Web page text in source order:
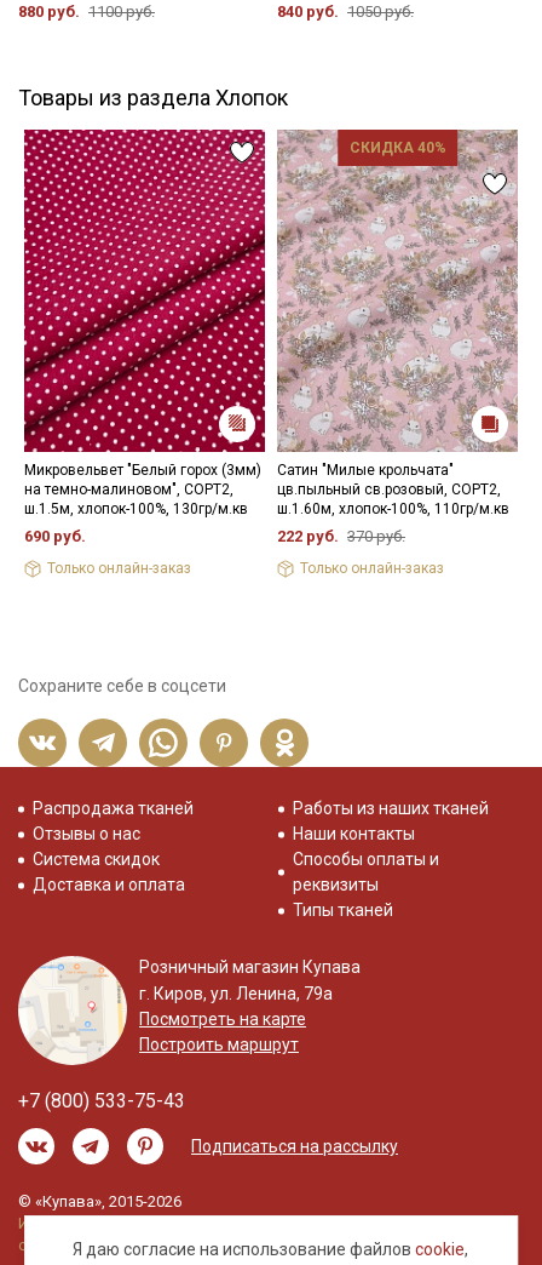
880 руб. 1100 руб. 840 руб. 1050 руб.
Товары из раздела Хлопок
Микровельвет "Белый горох (3мм)
на темно-малиновом", СОРТ2,
ш.1.5м, хлопок-100%, 130гр/м.кв
690 руб.
Только онлайн-заказ
СКИДКА 40%
Сатин "Милые крольчата"
цв.пыльный св.розовый, СОРТ2,
ш.1.60м, хлопок-100%, 110гр/м.кв
222 руб. 370 руб.
Только онлайн-заказ
Сохраните себе в соцсети
Я даю согласие на использование файловcookie,
Распродажа тканей
Отзывы о нас
Система скидок
Доставка и оплата
Работы из наших тканей
Наши контакты
Способы оплаты и
реквизиты
Типы тканей
Розничный магазин Купава
г. Киров, ул. Ленина, 79а
Посмотреть на карте
Построить маршрут
+7 (800) 533-75-43
Подписаться на рассылку
© «Купава», 2015-2026
Информация на сайте не является публичной
офертой.